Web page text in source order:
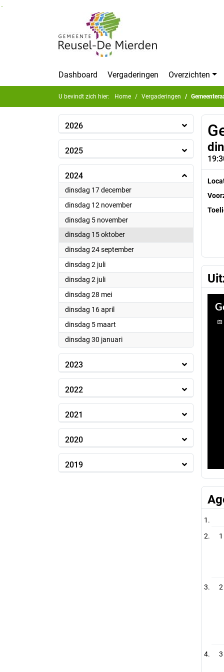
Ga naar de inhoud van deze pagina
Dashboard Vergaderingen Overzichten
U bevindt zich hier: Home Vergaderingen
2026
2025
2024
dinsdag 17 december2024
dinsdag 12 november2024
dinsdag 5 november2024
dinsdag 15 oktober2024
dinsdag 24 september2024
dinsdag 2 juli2024
dinsdag 2 juli2024
dinsdag 28 mei2024
dinsdag 16 april2024
dinsdag 5 maart
dinsdag 30 januari2024
2023
2022
2021
2020
2019
1
2
3